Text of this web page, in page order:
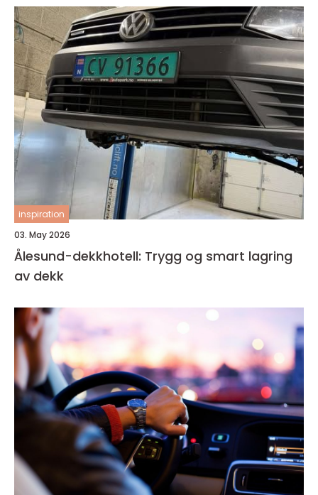
inspiration
03. May 2026
Ålesund-dekkhotell: Trygg og smart lagring
av dekk